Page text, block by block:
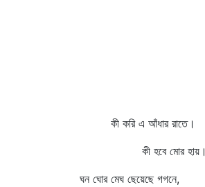
কী করি এ আঁধার রাতে।
কী হবে মোর হায়।
ঘন ঘোর মেঘ ছেয়েছে গগনে,